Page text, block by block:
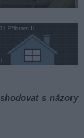
s názory